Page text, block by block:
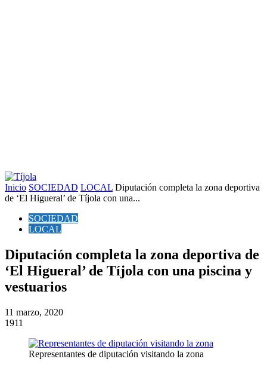
Inicio SOCIEDAD LOCAL Diputación completa la zona deportiva
de ‘El Higueral’ de Tíjola con una...
SOCIEDAD
LOCAL
Diputación completa la zona deportiva de
‘El Higueral’ de Tíjola con una piscina y
vestuarios
11 marzo, 2020
1911
Representantes de diputación visitando la zona